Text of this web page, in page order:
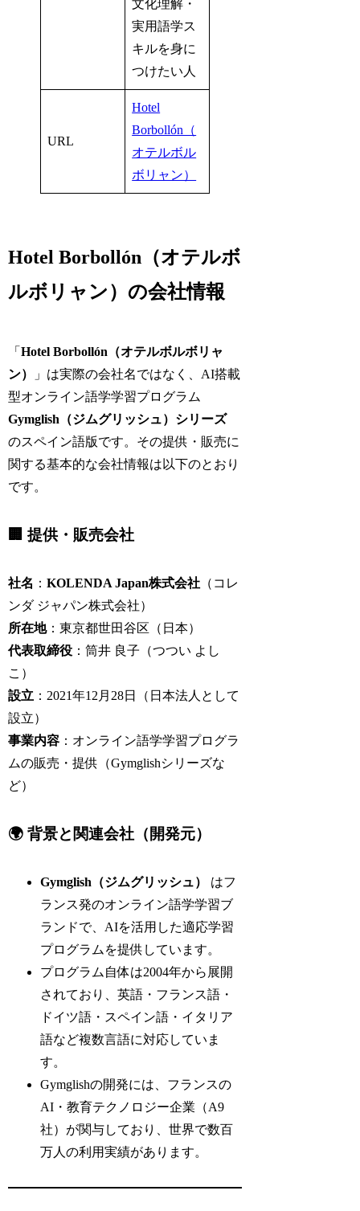
文化理解・
実用語学ス
キルを身に
つけたい人
URL
Hotel
Borbollón（
オテルボル
ボリャン）
Hotel Borbollón（オテルボ
ルボリャン）の会社情報
「Hotel Borbollón（オテルボルボリャ
ン）
」は実際の会社名ではなく、AI搭載
型オンライン語学学習プログラム
Gymglish（ジムグリッシュ）シリーズ
のスペイン語版です。その提供・販売に
関する基本的な会社情報は以下のとおり
です。
🏢 提供・販売会社
社名 ：KOLENDA Japan株式会社 （コレ
ンダ ジャパン株式会社）
所在地：東京都世田谷区（日本）
代表取締役 ：筒井 良子（つつい よし
こ）
設立 ：2021年12月28日（日本法人として
設立）
事業内容 ：オンライン語学学習プログラ
ムの販売・提供（Gymglishシリーズな
ど）
🌍 背景と関連会社（開発元）
Gymglish（ジムグリッシュ）
はフ
ランス発のオンライン語学学習ブ
ランドで、AIを活用した適応学習
プログラムを提供しています。
プログラム自体は2004年から展開
されており、英語・フランス語・
ドイツ語・スペイン語・イタリア
語など複数言語に対応していま
す。
Gymglishの開発には、フランスの
AI・教育テクノロジー企業（A9
社）が関与しており、世界で数百
万人の利用実績があります。